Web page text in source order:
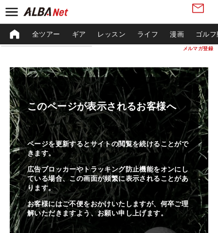
メルマガ登録
全ツアー ギア レッスン ライフ 漫画 ゴル
このページが表示されるお客様へ
ページを更新するとサイトの閲覧を続けることがで
きます。
広告ブロッカーやトラッキング防止機能をオンにし
ている場合、この画面が頻繁に表示されることがあ
ります。
お客様にはご不便をおかけいたしますが、何卒ご理
解いただきますよう、お願い申し上げます。